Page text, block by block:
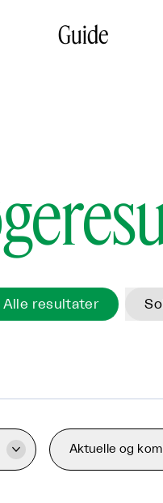
Guide
Alle resultater
 Aktuelle og